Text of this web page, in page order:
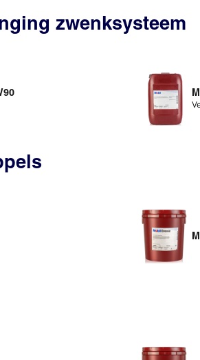
zwenksysteem